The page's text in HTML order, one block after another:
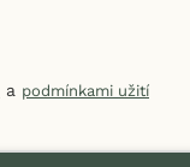
a podmínkami užití